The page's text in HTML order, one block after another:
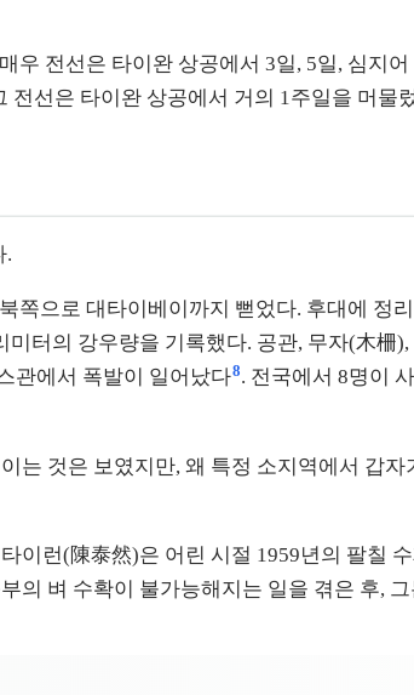
전선은 타이완 상공에서 3일, 5일, 심지
선은 타이완 상공에서 거의 1주일을 머물
.
쪽으로 대타이베이까지 뻗었다. 후대에 정
터의 강우량을 기록했다. 공관, 무자(木柵
관에서 폭발이 일어났다8. 전국에서 8명이
것은 보였지만, 왜 특정 소지역에서 갑
이런(陳泰然)은 어린 시절 1959년의 팔칠
의 벼 수확이 불가능해지는 일을 겪은 후,